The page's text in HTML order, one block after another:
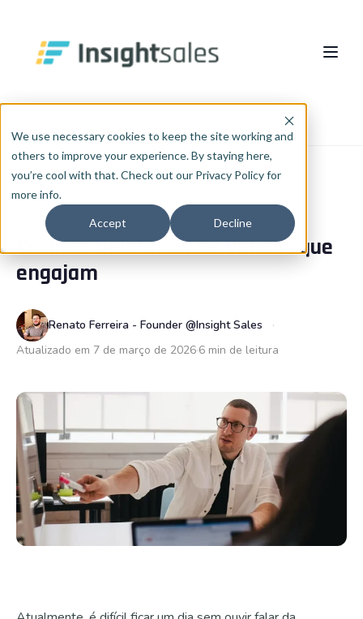
We use necessary cookies to keep the site working and
others to improve your experience. By staying here,
you’re cool with that. Check out our Privacy Policy for
more info.
Accept Decline
O Que Fazemos
Implementação HubSpot
RevOps
Consultoria de Dados e IA
Integrações
HubSpot WhiteLabel
Insights
Cases
Blog
InsightCast
PT
🇧🇷 Português
🇪🇸 Español
Fale com a gente
REVOPS
Criando Relatórios de Vendas que
engajam
Renato Ferreira - Founder @Insight Sales
Atualizado em 7 de março de 2026 6 min de leitura